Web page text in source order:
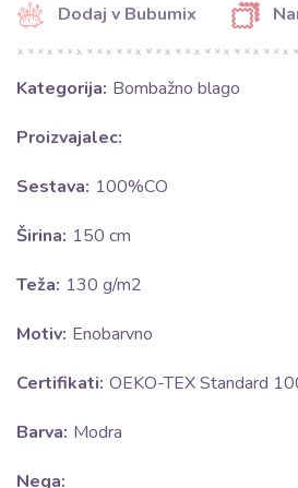
Dodaj v Bubumix
Kategorija: Bombažno blago
Proizvajalec:
Sestava: 100%CO
Širina: 150 cm
Teža: 130 g/m2
Motiv: Enobarvno
Certifikati: OEKO-TEX Standard
Barva: Modra
Nega: